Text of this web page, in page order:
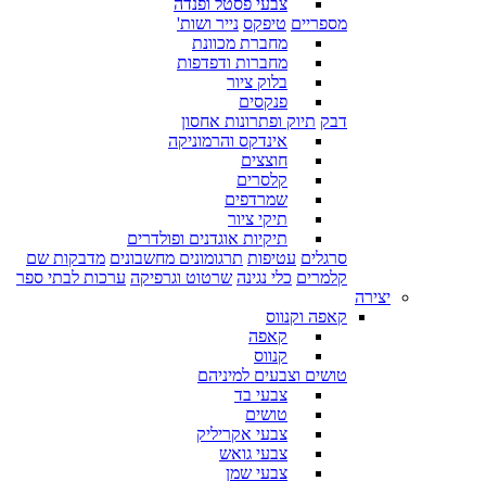
צבעי פסטל ופנדה
מספריים טיפקס נייר ושות'
מחברת מכוונת
מחברות ודפדפות
בלוק ציור
פנקסים
דבק תיוק ופתרונות אחסון
אינדקס והרמוניקה
חוצצים
קלסרים
שמרדפים
תיקי ציור
תיקיות אוגדנים ופולדרים
סרגלים עטיפות תרגומונים מחשבונים מדבקות שם
קלמרים כלי נגינה שרטוט וגרפיקה ערכות לבתי ספר
יצירה
קאפה וקנווס
קאפה
קנווס
טושים וצבעים למיניהם
צבעי בד
טושים
צבעי אקריליק
צבעי גואש
צבעי שמן